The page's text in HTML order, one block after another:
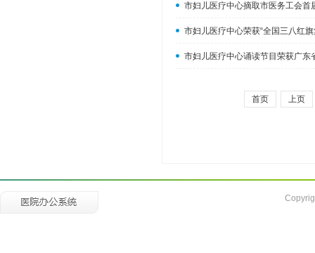
市妇儿医疗中心摘取市医务工会首
市妇儿医疗中心荣获“全国三八红
市妇儿医疗中心诵读节目荣获广东
首页 上页